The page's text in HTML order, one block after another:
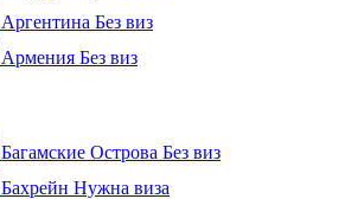
Аргентина Без виз
Армения Без виз
Багамские Острова Без виз
Бахрейн Нужна виза